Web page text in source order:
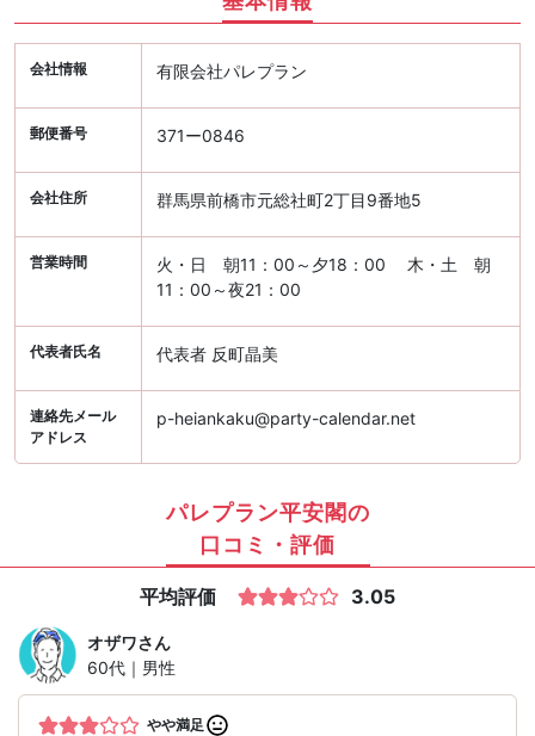
会社情報 有限会社パレプラン
郵便番号 371ー0846
会社住所 群馬県前橋市元総社町2丁目9番地5
営業時間
火・日 朝11：00～夕18：00 木・土 朝
11：00～夜21：00
代表者氏名 代表者 反町晶美
連絡先メール
アドレス
p-heiankaku@party-calendar.net
パレプラン平安閣の
口コミ・評価
平均評価 3.05
オザワさん
60代｜男性
やや満足